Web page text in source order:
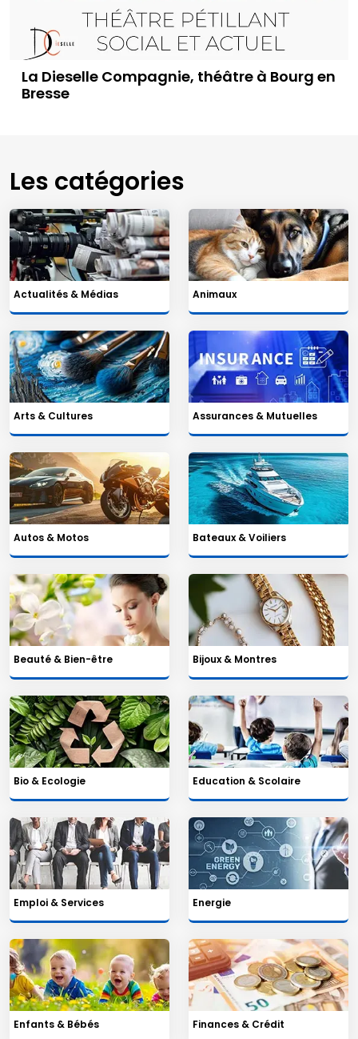
La Dieselle Compagnie, théâtre à Bourg en
Bresse
Les catégories
Actualités & Médias Animaux
Arts & Cultures Assurances & Mutuelles
Autos & Motos Bateaux & Voiliers
Beauté & Bien-être Bijoux & Montres
Bio & Ecologie Education & Scolaire
Emploi & Services Energie
Enfants & Bébés Finances & Crédit